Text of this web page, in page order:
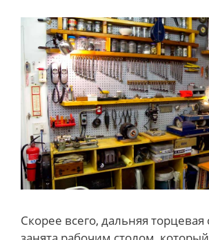
Скорее всего, дальняя торцевая